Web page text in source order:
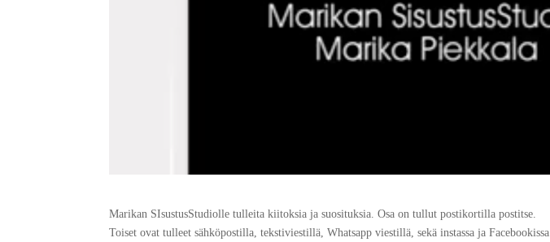
Marikan SIsustusStudiolle tulleita kiitoksia ja suosituksia. Osa on tullut postikortilla postitse.
Toiset ovat tulleet sähköpostilla, tekstiviestillä, Whatsapp viestillä, sekä instassa ja Facebookissa.